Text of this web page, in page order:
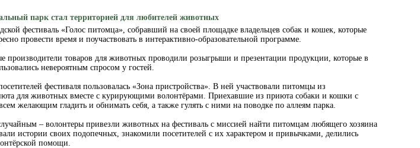
парк стал территорией для любителей животных
фестиваль «Голос питомца», собравший на своей площадке владельцев собак и кошек, которые
провести время и поучаствовать в интерактивно-образовательной программе.
производители товаров для животных проводили розыгрыши и презентации продукции, которые в
невероятным спросом у гостей.
фестиваля пользовалась «Зона пристройства». В ней участвовали питомцы из
для животных вместе с курирующими волонтёрами. Приехавшие из приюта собаки и кошки с
желающим гладить и обнимать себя, а также гулять с ними на поводке по аллеям парка.
– волонтеры привезли животных на фестиваль с миссией найти питомцам любящего хозяина
истории своих подопечных, знакомили посетителей с их характером и привычками, делились
помощи.